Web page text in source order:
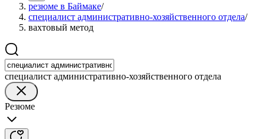
резюме в Баймаке/
специалист административно-хозяйственного отдела/
вахтовый метод
специалист административно-хозяйственного отдела
Резюме